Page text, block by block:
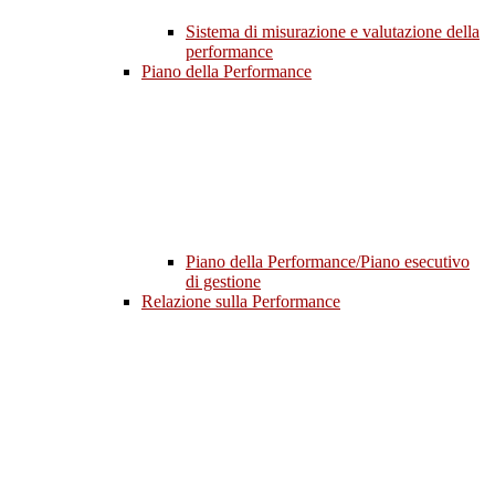
Sistema di misurazione e valutazione della
performance
Piano della Performance
Piano della Performance/Piano esecutivo
di gestione
Relazione sulla Performance